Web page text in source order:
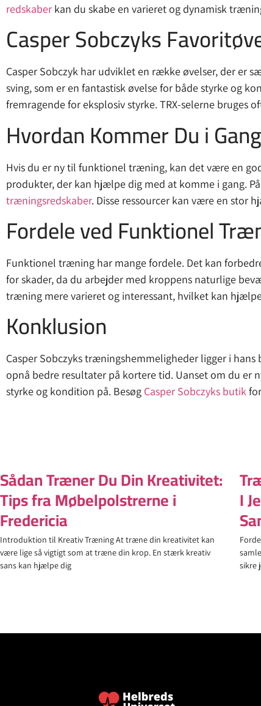
redskaber kan du skabe en varieret og dynamisk
Casper Sobczyks
Casper Sobczyk har udviklet en række øvelser, der er
sving, som er en fantastisk øvelse for både styrke og
fremragende for eksplosiv styrke. TRX-selerne bruges
Hvordan Kommer Du i
Hvis du er ny til funktionel træning, kan det være en
produkter, der kan hjælpe dig med at komme i gang.
træningsredskaber. Disse ressourcer kan være en stor
Fordele ved Funktionel
Funktionel træning har mange fordele. Det kan
for skader, da du arbejder med kroppens naturlige
træning mere varieret og interessant, hvilket kan
Konklusion
Casper Sobczyks træningshemmeligheder ligger i
opnå bedre resultater på kortere tid. Uanset om du
styrke og kondition på. Besøg Casper Sobczyks butik
Sådan Træner Du Din Kreativitet:
Tips fra Møbelpolstrerne i
Fredericia
Introduktion til Kreativ Træning At træne din kreativitet kan
være lige så vigtigt som at træne din krop. En stærk kreativ
sans kan hjælpe dig
I
sikre